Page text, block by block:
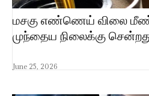
மசகு எண்ணெய் விலை
முந்தைய நிலைக்கு
June 25, 2026